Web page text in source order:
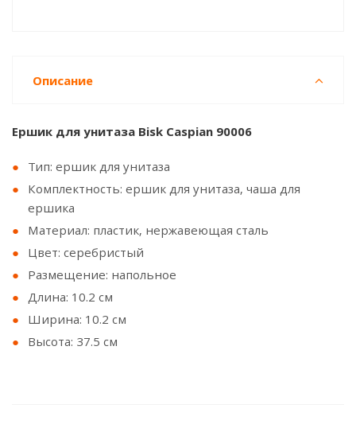
Описание
Ершик для унитаза Bisk Caspian 90006
Тип: ершик для унитаза
Комплектность: ершик для унитаза, чаша для
ершика
Материал: пластик, нержавеющая сталь
Цвет: серебристый
Размещение: напольное
Длина: 10.2 см
Ширина: 10.2 см
Высота: 37.5 см